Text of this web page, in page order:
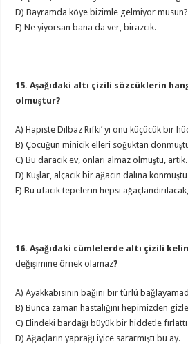
D) Bayramda köye bizimle gelmiyor musun?
E) Ne yiyorsan bana da ver, birazcık.
15. Aşağıdaki altı çizili sözcüklerin
olmuştur?
A) Hapiste Dilbaz Rıfkı’ yı onu küçücük bir
B) Çocuğun minicik elleri soğuktan
C) Bu daracık ev, onları almaz olmuştu, artık.
D) Kuşlar, alçacık bir ağacın dalına
E) Bu ufacık tepelerin hepsi
16. Aşağıdaki cümlelerde altı çizili
değişimine örnek olamaz?
A) Ayakkabısının bağını bir türlü
B) Bunca zaman hastalığını hepimizden
C) Elindeki bardağı büyük bir hiddetle
D) Ağaçların yaprağı iyice sararmıştı bu ay.